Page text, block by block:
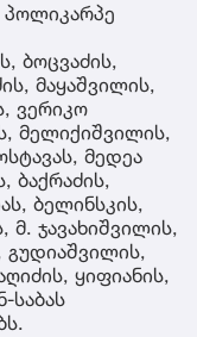
პოლიკარპე
ბოცვაძის,
მაყაშვილის,
ვერიკო
მელიქიშვილის,
მედეა
ბაქრაძის,
ბელინსკის,
მ. ჯავახიშვილის,
გუდიაშვილის,
ყიფიანის,
საბას